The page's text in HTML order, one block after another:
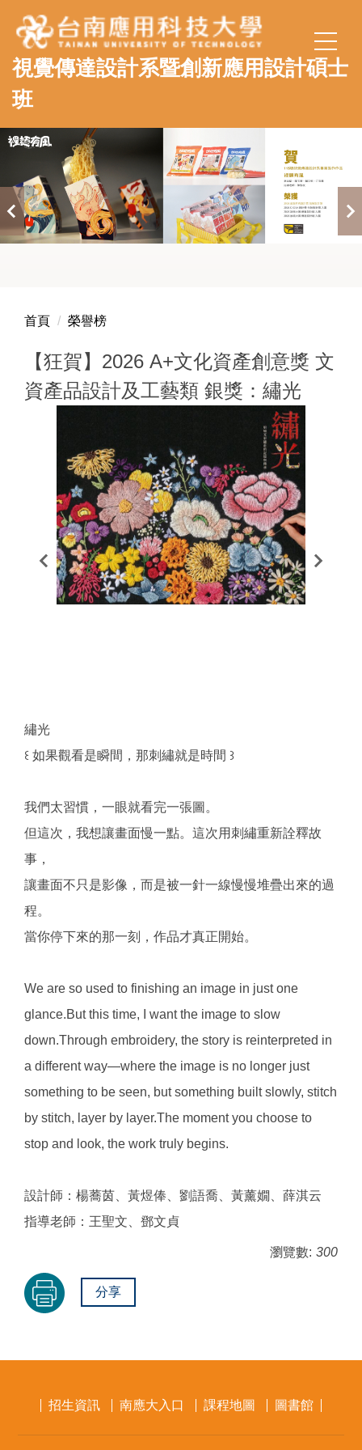
到
要
內
容
區
視覺傳達設計系暨創新應用設計碩士
班
首頁 榮譽榜
【狂賀】2026 A+文化資產創意獎 文
資產品設計及工藝類 銀獎：繡光
繡光
꒰ 如果觀看是瞬間，那刺繡就是時間 ꒱
我們太習慣，一眼就看完一張圖。
但這次，我想讓畫面慢一點。這次用刺繡重新詮釋故
事，
讓畫面不只是影像，而是被一針一線慢慢堆疊出來的過
程。
當你停下來的那一刻，作品才真正開始。
We are so used to finishing an image in just one
glance.But this time, I want the image to slow
down.Through embroidery, the story is reinterpreted in
a different way—where the image is no longer just
something to be seen, but something built slowly, stitch
by stitch, layer by layer.The moment you choose to
stop and look, the work truly begins.
設計師：楊蕎茵、黃煜俸、劉語喬、黃薰嫺、薛淇云
指導老師：王聖文、鄧文貞
瀏覽數: 300
分享
招生資訊 南應大入口 課程地圖 圖書館